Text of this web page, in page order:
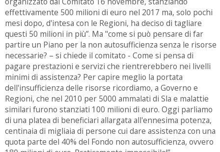
effettivamente 500 milioni di euro nel 2017 ma, solo pochi
mesi dopo, d'intesa con le Regioni, ha deciso di tagliare
questi 50 milioni in più”. Ma "come si può pensare di far
partire un Piano per la non autosufficienza senza le risorse
necessarie? – si chiede il comitato - Come si pensa di
pagare prestazioni e servizi che rientrerebbero nei livelli
minimi di assistenza? Per capire meglio la portata
dell'insufficienza delle risorse ricordiamo, a Governo e
Regioni, che nel 2010 per 5000 ammalati di Sla e malattie
similari furono stanziati 100 milioni di euro. Oggi parliamo
di una platea di beneficiari allargata all'ennesima potenza,
centinaia di migliaia di persone cui dare assistenza con una
quota parte del 40% del Fondo non autosufficienza, ovvero